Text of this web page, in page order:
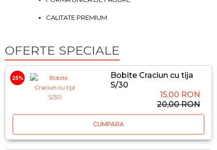
CALITATE PREMIUM
OFERTE SPECIALE
25%
Bobite Craciun cu tija
S/30
15,00 RON
20,00 RON
CUMPARA